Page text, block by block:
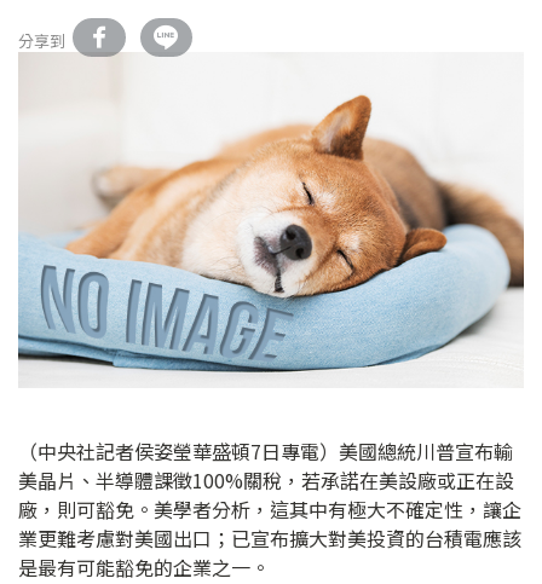
分享到
（中央社記者侯姿瑩華盛頓7日專電）美國總統川普宣布輸
美晶片、半導體課徵100%關稅，若承諾在美設廠或正在設
廠，則可豁免。美學者分析，這其中有極大不確定性，讓企
業更難考慮對美國出口；已宣布擴大對美投資的台積電應該
是最有可能豁免的企業之一。